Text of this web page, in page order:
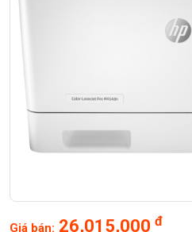
Giá bán: 26,015,000 đ